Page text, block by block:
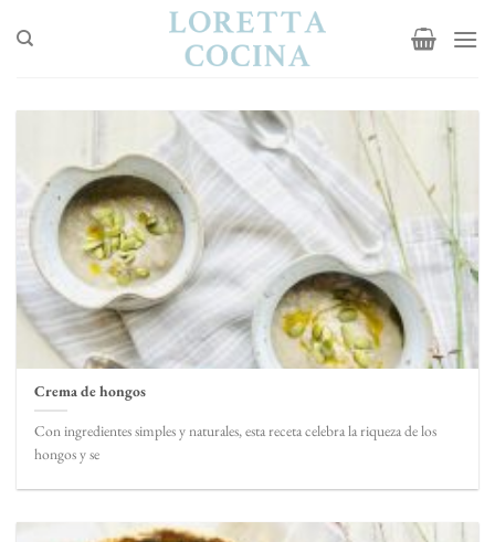
Crema de hongos
Con ingredientes simples y naturales, esta receta celebra la riqueza de los
hongos y se